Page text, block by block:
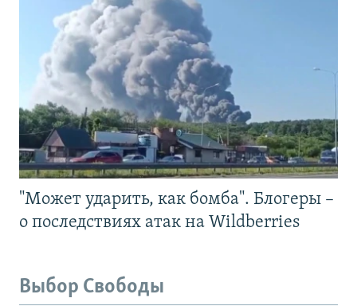
"Может ударить, как бомба". Блогеры –
о последствиях атак на Wildberries
Выбор Свободы